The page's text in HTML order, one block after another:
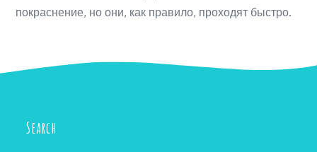
покраснение, но они, как правило, проходят быстро.
Search